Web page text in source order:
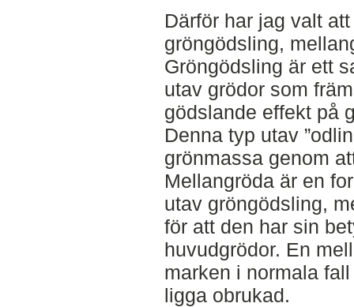
Därför har jag valt
gröngödsling,
Gröngödsling är ett
utav grödor som
gödslande effekt på
Denna typ utav
grönmassa genom
Mellangröda är en
utav gröngödsling,
för att den har sin
huvudgrödor. En
marken i normala
ligga obrukad.